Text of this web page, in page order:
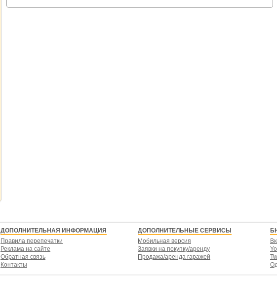
ДОПОЛНИТЕЛЬНАЯ ИНФОРМАЦИЯ
Правила перепечатки
Реклама на сайте
Обратная связь
Контакты
ДОПОЛНИТЕЛЬНЫЕ СЕРВИСЫ
Мобильная версия
Заявки на покупку/аренду
Продажа/аренда гаражей